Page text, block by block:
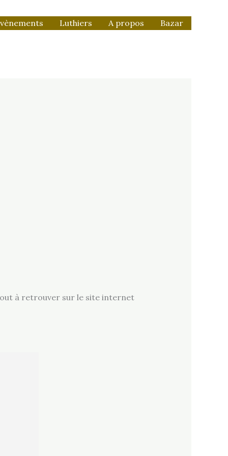
Luthiers A propos Bazar
à retrouver sur le site internet